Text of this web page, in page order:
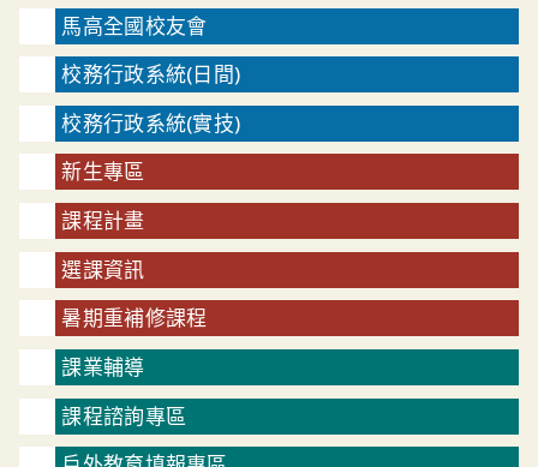
馬高全國校友會
校務行政系統(日間)
校務行政系統(實技)
新生專區
課程計畫
選課資訊
暑期重補修課程
課業輔導
課程諮詢專區